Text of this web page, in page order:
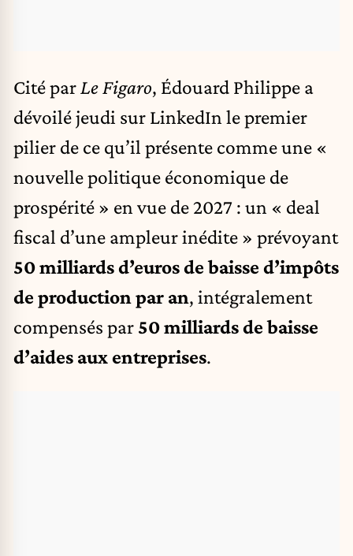
Cité par Le Figaro, Édouard Philippe a
dévoilé jeudi sur LinkedIn le premier
pilier de ce qu’il présente comme une «
nouvelle politique économique de
prospérité » en vue de 2027 : un « deal
fiscal d’une ampleur inédite » prévoyant
50 milliards d’euros de baisse d’impôts
de production par an, intégralement
compensés par 50 milliards de baisse
d’aides aux entreprises.